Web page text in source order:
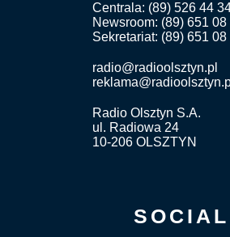
Centrala: (89) 526 44
Newsroom: (89) 651 08
Sekretariat: (89) 651 08
radio@radioolsztyn.pl
Radio Olsztyn S.A.
ul. Radiowa 24
10-206 OLSZTYN
SOCIAL